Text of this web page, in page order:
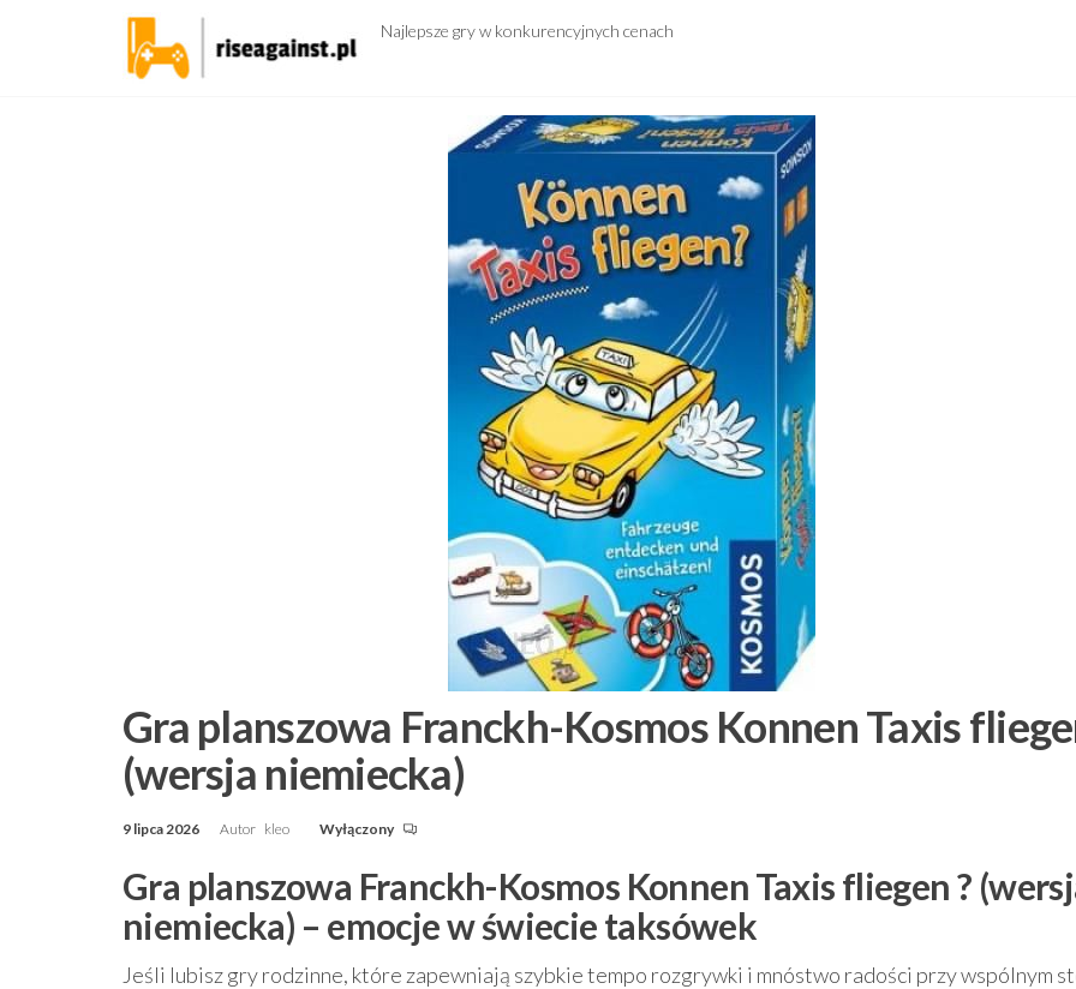
Najlepsze gry w konkurencyjnych cenach
Gra planszowa Franckh-Kosmos Konnen Taxis
(wersja niemiecka)
9 lipca 2026 Autor kleo Wyłączony
Gra planszowa Franckh-Kosmos Konnen Taxis fliegen ?
niemiecka) – emocje w świecie taksówek
Jeśli lubisz gry rodzinne, które zapewniają szybkie tempo rozgrywki i mnóstwo radości przy wspólnym